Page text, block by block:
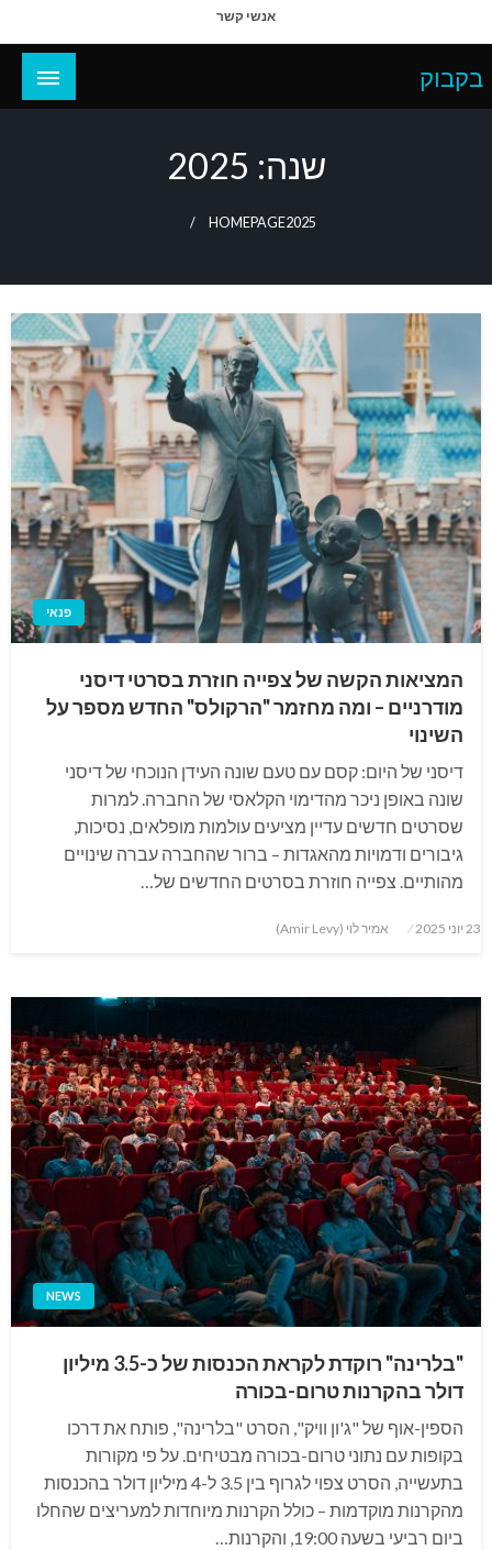
to
content
אנשי קשר
בקבוק
שנה: 2025
HOMEPAGE2025
פנאי
המציאות הקשה של צפייה חוזרת בסרטי דיסני
מודרניים – ומה מחזמר "הרקולס" החדש מספר על
השינוי
דיסני של היום: קסם עם טעם שונה העידן הנוכחי של דיסני
שונה באופן ניכר מהדימוי הקלאסי של החברה. למרות
שסרטים חדשים עדיין מציעים עולמות מופלאים, נסיכות,
גיבורים ודמויות מהאגדות – ברור שהחברה עברה שינויים
מהותיים. צפייה חוזרת בסרטים החדשים של…
Posted
23 יוני 2025 אמיר לוי (Amir Levy)
NEWS
"בלרינה" רוקדת לקראת הכנסות של כ-3.5 מיליון
דולר בהקרנות טרום-בכורה
הספין-אוף של "ג'ון וויק", הסרט "בלרינה", פותח את דרכו
בקופות עם נתוני טרום-בכורה מבטיחים. על פי מקורות
בתעשייה, הסרט צפוי לגרוף בין 3.5 ל-4 מיליון דולר בהכנסות
מהקרנות מוקדמות – כולל הקרנות מיוחדות למעריצים שהחלו
ביום רביעי בשעה 19:00, והקרנות…